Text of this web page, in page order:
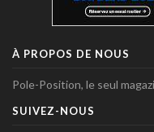
À PROPOS DE NOUS
Pole-Position, le seul
SUIVEZ-NOUS